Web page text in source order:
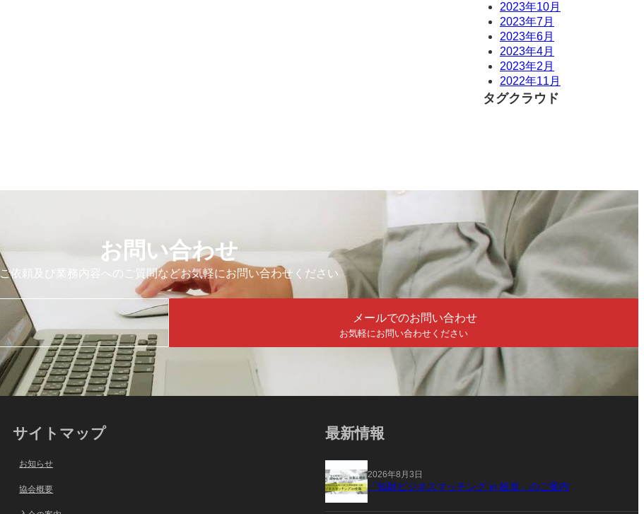
2023年10月
2023年7月
2023年6月
2023年4月
2023年2月
2022年11月
タグクラウド
お問い合わせ
ご依頼及び業務内容へのご質問などお気軽にお問い合わせください
メールでのお問い合わせ
お気軽にお問い合わせください
サイトマップ
お知らせ
協会概要
最新情報
2026年8月3日
「知財ビジネスマッチング in 岐阜」のご案内